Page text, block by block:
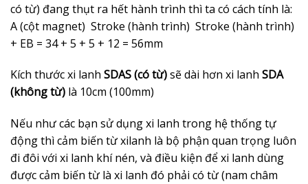
có từ) đang thụt ra hết hành trình thì ta có cách tính là:
A (cột magnet) Stroke (hành trình) Stroke (hành trình)
+ EB = 34 + 5 + 5 + 12 = 56mm
Kích thước xi lanh SDAS (có từ)sẽ dài hơn xi lanh SDA
(không từ) là 10cm (100mm)
Nếu như các bạn sử dụng xi lanh trong hệ thống tự
động thì cảm biến từ xilanh là bộ phận quan trọng luôn
đi đôi với xi lanh khí nén, và điều kiện để xi lanh dùng
được cảm biến từ là xi lanh đó phải có từ (nam châm